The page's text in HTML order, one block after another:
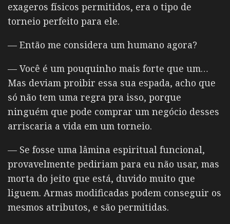
exageros físicos permitidos, era o tipo de
torneio perfeito para ele.
— Então me considera um humano agora?
— Você é um pouquinho mais forte que um…
Mas deviam proibir essa sua espada, acho que
só não tem uma regra pra isso, porque
ninguém que pode comprar um negócio desses
arriscaria a vida em um torneio.
— Se fosse uma lâmina espiritual funcional,
provavelmente pediriam para eu não usar, mas
morta do jeito que está, duvido muito que
liguem. Armas modificadas podem conseguir os
mesmos atributos, e são permitidas.